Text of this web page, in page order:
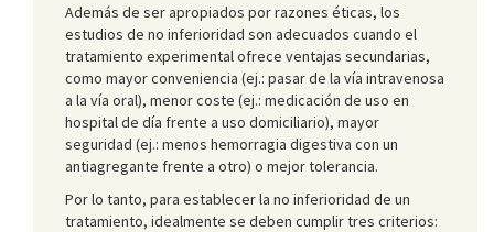
Además de ser apropiados por razones éticas, los
estudios de no inferioridad son adecuados cuando el
tratamiento experimental ofrece ventajas secundarias,
como mayor conveniencia (ej.: pasar de la vía intravenosa
a la vía oral), menor coste (ej.: medicación de uso en
hospital de día frente a uso domiciliario), mayor
seguridad (ej.: menos hemorragia digestiva con un
antiagregante frente a otro) o mejor tolerancia.
Por lo tanto, para establecer la no inferioridad de un
tratamiento, idealmente se deben cumplir tres criterios: